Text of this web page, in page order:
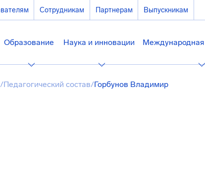
Сотрудникам Партнерам Выпускникам
Образование Наука и инновации Международная
/Педагогический состав/Горбунов Владимир